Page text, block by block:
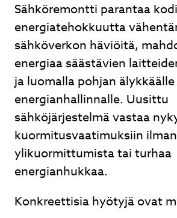
Sähköremontti parantaa
energiatehokkuutta
sähköverkon häviöitä,
energiaa säästävien
ja luomalla pohjan älykkäälle
energianhallinnalle. Uusittu
sähköjärjestelmä vastaa
kuormitusvaatimuksiin ilman
ylikuormittumista tai turhaa
energianhukkaa.
Konkreettisia hyötyjä ovat
of